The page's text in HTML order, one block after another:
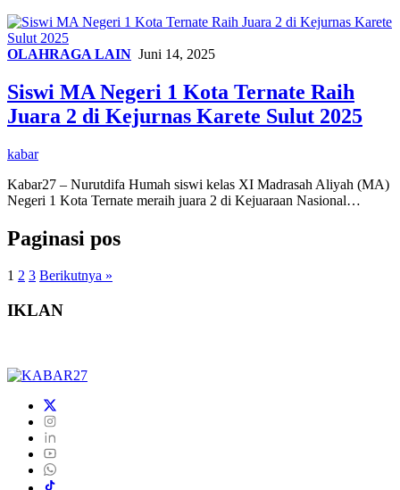
OLAHRAGA LAIN Juni 14, 2025
Siswi MA Negeri 1 Kota Ternate Raih
Juara 2 di Kejurnas Karete Sulut 2025
kabar
Kabar27 – Nurutdifa Humah siswi kelas XI Madrasah Aliyah (MA)
Negeri 1 Kota Ternate meraih juara 2 di Kejuaraan Nasional…
Paginasi pos
1 2 3 Berikutnya »
IKLAN